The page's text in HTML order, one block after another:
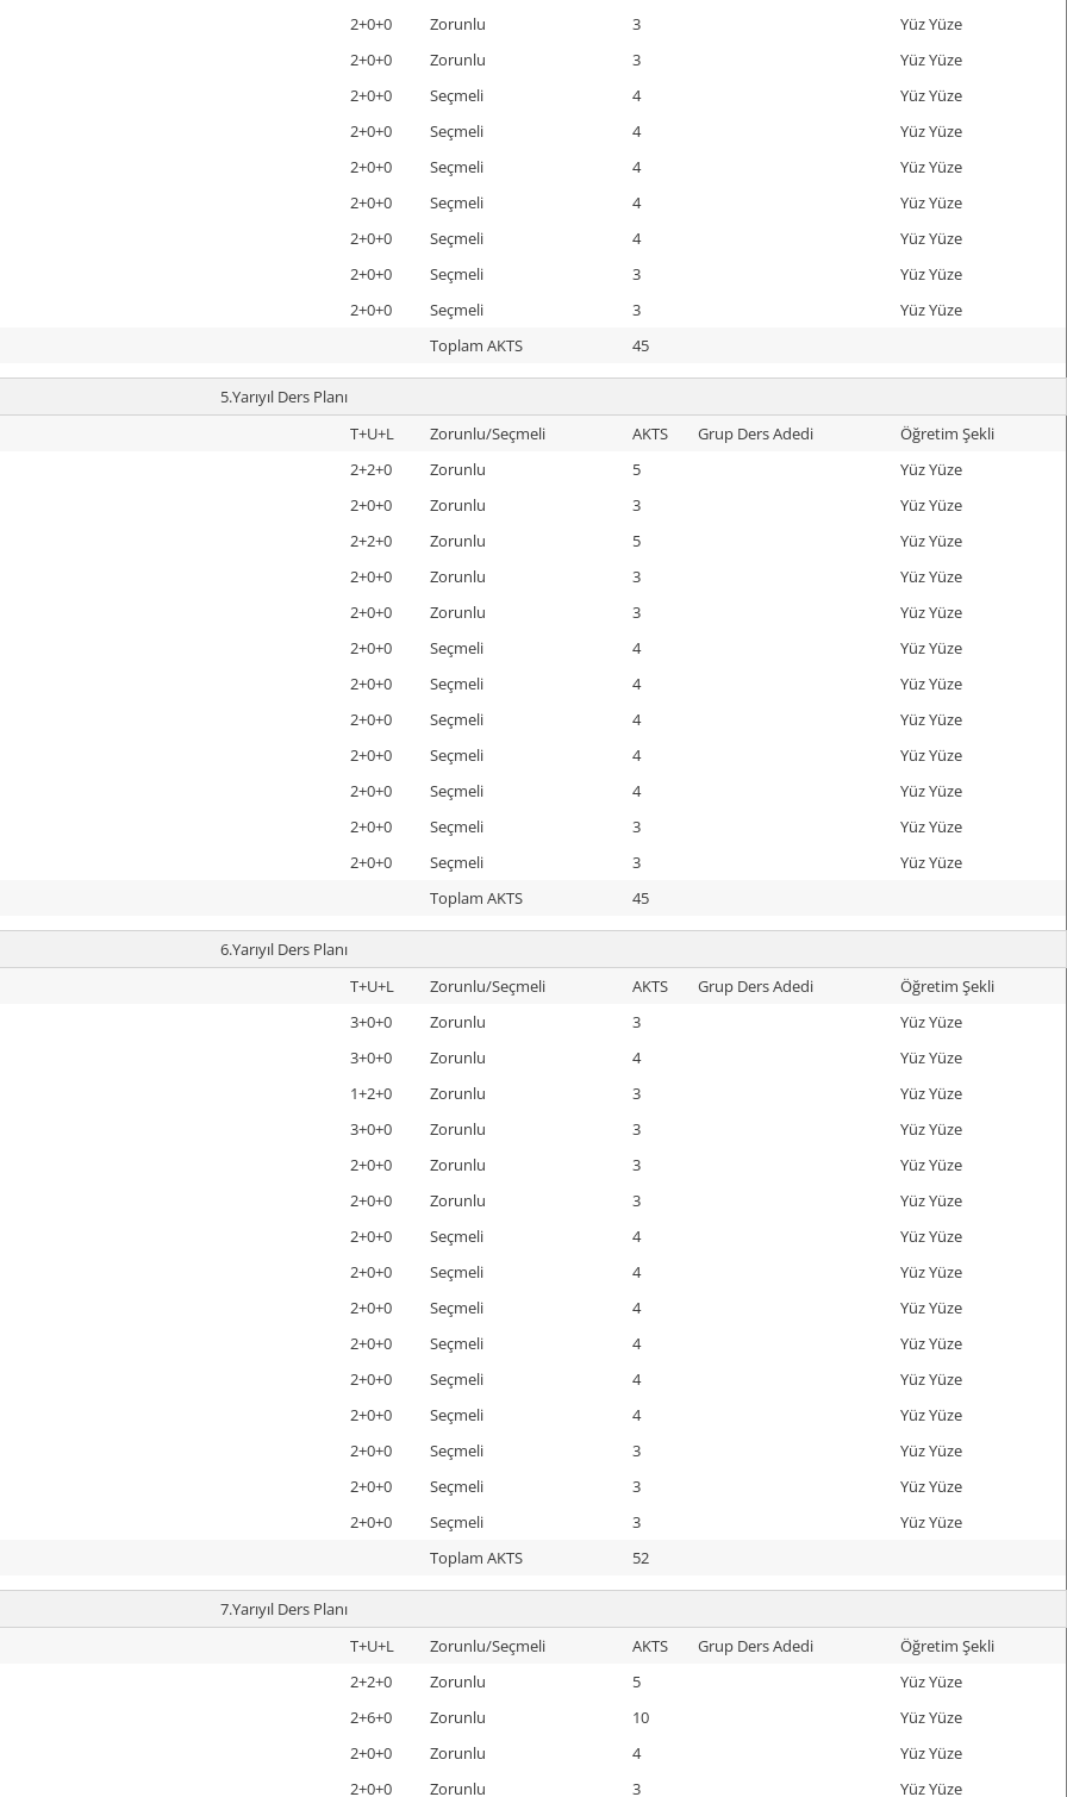
2+0+0
Zorunlu 3
Yüz Yüze
2+0+0
Zorunlu 3
Yüz Yüze
2+0+0
Seçmeli 4
Yüz Yüze
2+0+0
Seçmeli 4
Yüz Yüze
2+0+0
Seçmeli 4
Yüz Yüze
2+0+0
Seçmeli 4
Yüz Yüze
2+0+0
Seçmeli 4
Yüz Yüze
2+0+0
Seçmeli 3
Yüz Yüze
2+0+0
Seçmeli 3
Yüz Yüze
Toplam AKTS
45
5.Yarıyıl Ders Planı
T+U+L
Zorunlu/Seçmeli AKTS Grup Ders Adedi
Öğretim Şekli
2+2+0
Zorunlu 5
Yüz Yüze
2+0+0
Zorunlu 3
Yüz Yüze
2+2+0
Zorunlu 5
Yüz Yüze
2+0+0
Zorunlu 3
Yüz Yüze
2+0+0
Zorunlu 3
Yüz Yüze
2+0+0
Seçmeli 4
Yüz Yüze
2+0+0
Seçmeli 4
Yüz Yüze
2+0+0
Seçmeli 4
Yüz Yüze
2+0+0
Seçmeli 4
Yüz Yüze
2+0+0
Seçmeli 4
Yüz Yüze
2+0+0
Seçmeli 3
Yüz Yüze
2+0+0
Seçmeli 3
Yüz Yüze
Toplam AKTS
45
6.Yarıyıl Ders Planı
T+U+L
Zorunlu/Seçmeli AKTS Grup Ders Adedi
Öğretim Şekli
3+0+0
Zorunlu 3
Yüz Yüze
3+0+0
Zorunlu 4
Yüz Yüze
1+2+0
Zorunlu 3
Yüz Yüze
3+0+0
Zorunlu 3
Yüz Yüze
2+0+0
Zorunlu 3
Yüz Yüze
2+0+0
Zorunlu 3
Yüz Yüze
2+0+0
Seçmeli 4
Yüz Yüze
2+0+0
Seçmeli 4
Yüz Yüze
2+0+0
Seçmeli 4
Yüz Yüze
2+0+0
Seçmeli 4
Yüz Yüze
2+0+0
Seçmeli 4
Yüz Yüze
2+0+0
Seçmeli 4
Yüz Yüze
2+0+0
Seçmeli 3
Yüz Yüze
2+0+0
Seçmeli 3
Yüz Yüze
2+0+0
Seçmeli 3
Yüz Yüze
Toplam AKTS
52
7.Yarıyıl Ders Planı
T+U+L
Zorunlu/Seçmeli AKTS Grup Ders Adedi
Öğretim Şekli
2+2+0
Zorunlu 5
Yüz Yüze
2+6+0
Zorunlu 10
Yüz Yüze
2+0+0
Zorunlu 4
Yüz Yüze
2+0+0
Zorunlu 3 Yüz Yüze